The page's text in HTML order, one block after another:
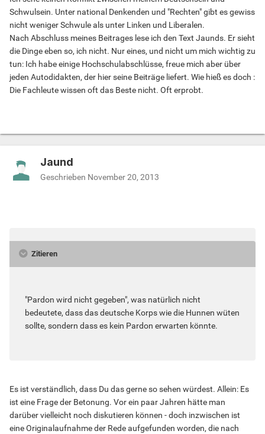
Schwulsein. Unter national Denkenden und "Rechten" gibt es gewiss
nicht weniger Schwule als unter Linken und Liberalen.
Nach Abschluss meines Beitrages lese ich den Text Jaunds. Er sieht
die Dinge eben so, ich nicht. Nur eines, und nicht um mich wichtig zu
tun: Ich habe einige Hochschulabschlüsse, freue mich aber über
jeden Autodidakten, der hier seine Beiträge liefert. Wie hieß es doch :
Die Fachleute wissen oft das Beste nicht. Oft erprobt.
Jaund
Geschrieben November 20, 2013
Zitieren
"Pardon wird nicht gegeben", was natürlich nicht
bedeutete, dass das deutsche Korps wie die Hunnen wüten
sollte, sondern dass es kein Pardon erwarten könnte.
Es ist verständlich, dass Du das gerne so sehen würdest. Allein: Es
ist eine Frage der Betonung. Vor ein paar Jahren hätte man
darüber vielleicht noch diskutieren können - doch inzwischen ist
eine Originalaufnahme der Rede aufgefunden worden, die nach